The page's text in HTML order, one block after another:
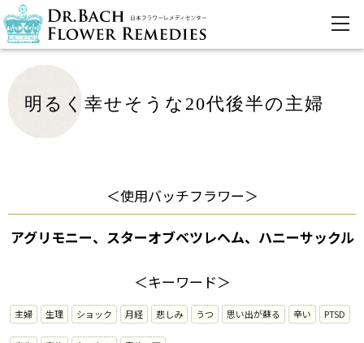
明るく幸せそうな20代後半の主婦
＜使用バッチフラワー＞
アグリモニー、スターオブベツレヘム、ハニーサックル
＜キーワード＞
主婦 生理 ショック 月経 悲しみ うつ 思い出が蘇る 辛い PTSD